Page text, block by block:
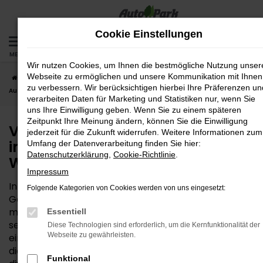
Zum
springen
MENÜ
Startseite Wasserburg VW
VW Tageszulassung – intelligenter
Autokauf für Wasserburg
VW Tageszulassung –
intelligenter Autokauf für
Wasserburg
In der Qualität ein Neuwagen, im Preis ein
Gebrauchter – das leistet eine VW Tageszulassung,
mit der Sie besonders clever unterwegs sind. Wer bei
seiner Mobilität in Wasserburg keinen Kompromiss
eingehen, aber trotzdem sparen möchte, trifft hier
die bestmögliche Wahl. Die AutoPark GmbH bietet
Cookie Einstellungen
Wir nutzen Cookies, um Ihnen die bestmögliche Nutzung
Webseite zu ermöglichen und unsere Kommunikation mit Ihnen
zu verbessern. Wir berücksichtigen hierbei Ihre Präferenzen
verarbeiten Daten für Marketing und Statistiken nur, wenn Sie
uns Ihre Einwilligung geben. Wenn Sie zu einem späteren
Zeitpunkt Ihre Meinung ändern, können Sie die Einwilligung
jederzeit für die Zukunft widerrufen. Weitere Informationen zum
Umfang der Datenverarbeitung finden Sie hier:
Datenschutzerklärung Cookie-Richtlinie
Impressum
Folgende Kategorien von Cookies werden von uns eingesetzt:
Essentiell
Diese Technologien sind erforderlich, um die Kernfunktionalität der
Webseite zu gewährleisten.
Funktional